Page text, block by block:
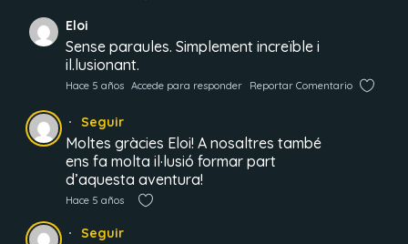
Eloi
Sense paraules. Simplement increïble i
il.lusionant.
Hace 5 años Accede para responder Reportar Comentario
Seguir
Moltes gràcies Eloi! A nosaltres també
ens fa molta il·lusió formar part
d’aquesta aventura!
Hace 5 años
Seguir